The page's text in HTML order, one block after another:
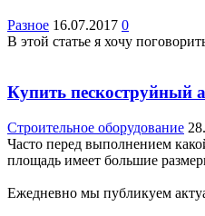
Разное 16.07.2017 0
В этой статье я хочу
Купить пескоструйный
Строительное оборудование
Часто перед выполнением
площадь имеет большие
Ежедневно мы публикуем